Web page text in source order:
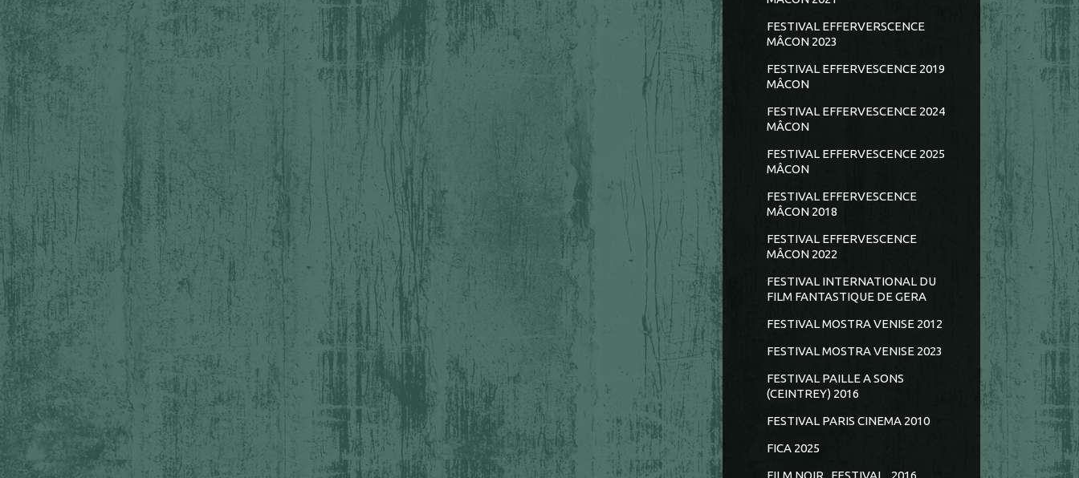
FESTIVAL EFFERVERSCENCE
MÂCON 2023
FESTIVAL EFFERVESCENCE 2019
MÂCON
FESTIVAL EFFERVESCENCE 2024
MÂCON
FESTIVAL EFFERVESCENCE 2025
MÂCON
FESTIVAL EFFERVESCENCE
MÂCON 2018
FESTIVAL EFFERVESCENCE
MÂCON 2022
FESTIVAL INTERNATIONAL DU
FILM FANTASTIQUE DE GERA
FESTIVAL MOSTRA VENISE 2012
FESTIVAL MOSTRA VENISE 2023
FESTIVAL PAILLE A SONS
(CEINTREY) 2016
FESTIVAL PARIS CINEMA 2010
FICA 2025